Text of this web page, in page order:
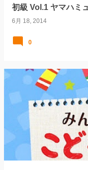
初級 Vol.1 ヤマハミ
6月 18, 2014
0